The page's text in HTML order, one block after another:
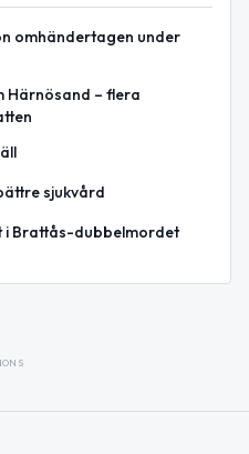
omhändertagen under
Härnösand – flera
sjukvård
i Brattås-dubbelmordet